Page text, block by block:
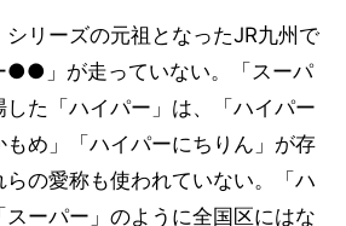
リーズの元祖となったJR九州で
●●」が走っていない。「スーパ
た「ハイパー」は、「ハイパー
め」「ハイパーにちりん」が存
の愛称も使われていない。「ハ
ーパー」のように全国区にはな